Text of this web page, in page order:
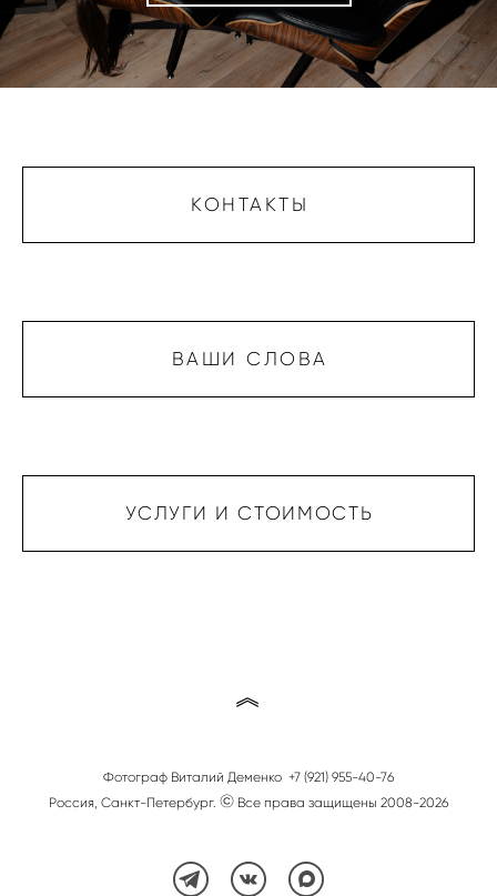
КОНТАКТЫ
ВАШИ СЛОВА
УСЛУГИ И СТОИМОСТЬ
︽
Фотограф Виталий Деменко +7 (921) 955-40-76
Россия, Санкт-Петербург. © Все права защищены 2008-2026